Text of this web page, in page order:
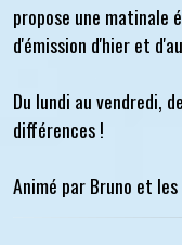
propose une matinale
d'émission d'hier et
Du lundi au vendredi,
différences !
Animé par Bruno et